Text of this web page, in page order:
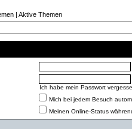
| Aktive Themen
Ich habe mein Passwort
Mich bei jedem Besuch
Meinen Online-Status